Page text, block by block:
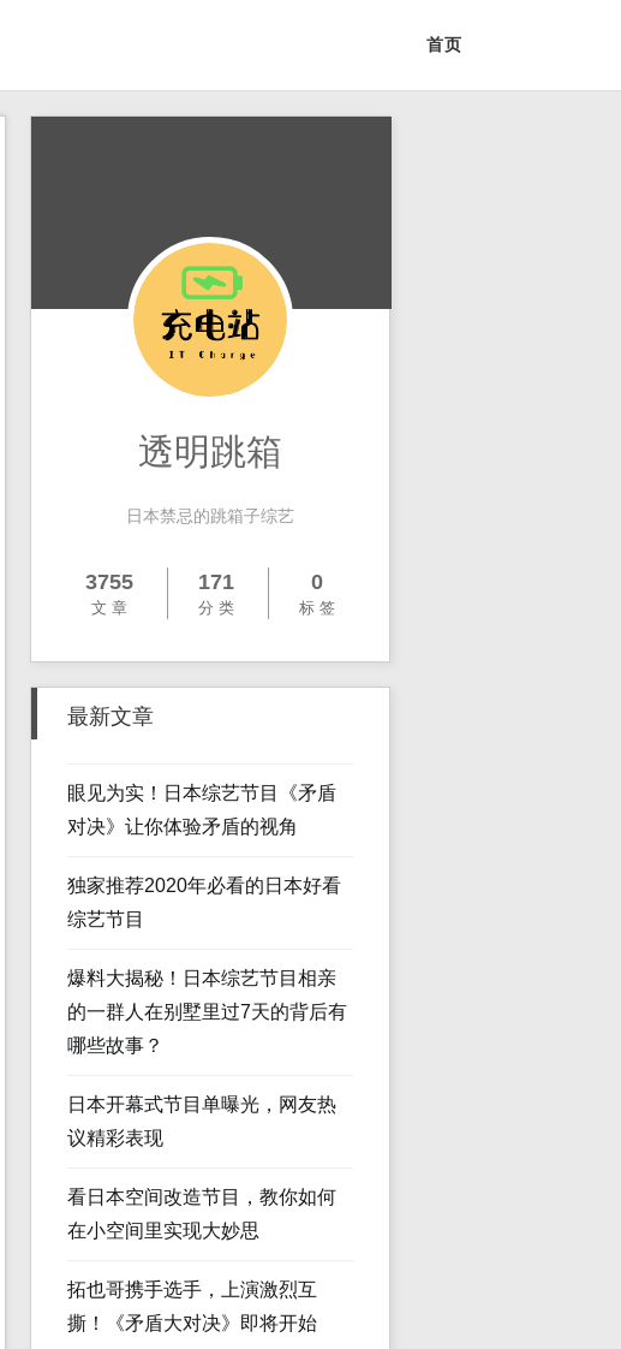
首页
透明跳箱
日本禁忌的跳箱子综艺
3755
文 章
171
分 类
0
标 签
最新文章
眼见为实！日本综艺节目《矛盾
对决》让你体验矛盾的视角
独家推荐2020年必看的日本好看
综艺节目
爆料大揭秘！日本综艺节目相亲
的一群人在别墅里过7天的背后有
哪些故事？
日本开幕式节目单曝光，网友热
议精彩表现
看日本空间改造节目，教你如何
在小空间里实现大妙思
拓也哥携手选手，上演激烈互
撕！《矛盾大对决》即将开始